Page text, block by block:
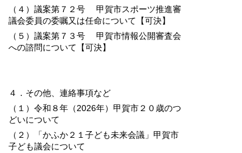
（４）議案第７２号 甲賀市スポーツ推進審
議会委員の委嘱又は任命について 【可決】
（５）議案第７３号 甲賀市情報公開審査会
への諮問について 【可決】
４．その他、連絡事項など
（１）令和８年（2026年）甲賀市２０歳のつ
どいについて
（２）「かふか２１子ども未来会議」甲賀市
子ども議会について